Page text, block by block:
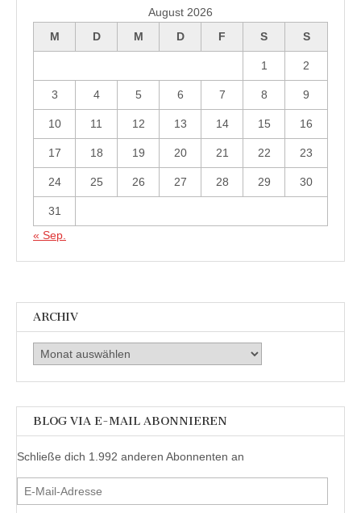
August 2026
M
D M D F S S
1 2
3 4 5 6 7 8 9
10 11 12 13 14 15 16
17 18 19 20 21 22 23
24 25 26 27 28 29 30
31
« Sep.
ARCHIV
Archiv
BLOG VIA E-MAIL ABONNIEREN
Schließe dich 1.992 anderen Abonnenten an
E-
Mail-